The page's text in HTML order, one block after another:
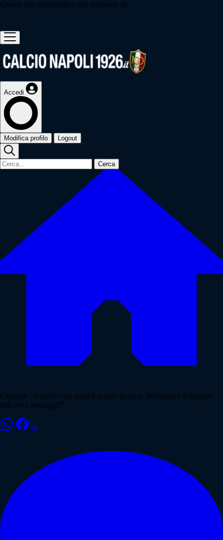
Questo sito contribuisce alla audience de
Accedi
Modifica profilo Logout
Cerca
Gilmour: "Aspetto con ansia il nuovo tecnico. Infortunio? Ringrazio
tutti per i messaggi!"